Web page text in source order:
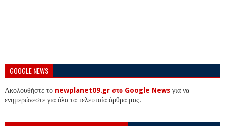
GOOGLE NEWS
Ακολουθήστε το newplanet09.gr στο Google Newsγια να
ενημερώνεστε για όλα τα τελευταία άρθρα μας.